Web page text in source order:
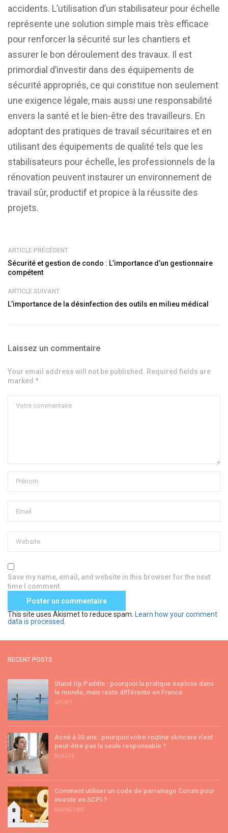
accidents. L’utilisation d’un stabilisateur pour échelle
représente une solution simple mais très efficace
pour renforcer la sécurité sur les chantiers et
assurer le bon déroulement des travaux. Il est
primordial d’investir dans des équipements de
sécurité appropriés, ce qui constitue non seulement
une exigence légale, mais aussi une responsabilité
envers la santé et le bien-être des travailleurs. En
adoptant des pratiques de travail sécuritaires et en
utilisant des équipements de qualité tels que les
stabilisateurs pour échelle, les professionnels de la
rénovation peuvent instaurer un environnement de
travail sûr, productif et propice à la réussite des
projets.
ARTICLE PRÉCÉDENT
Sécurité et gestion de condo : L’importance d’un gestionnaire
compétent
ARTICLE SUIVANT
L’importance de la désinfection des outils en milieu médical
Laissez un commentaire
Your email address will not be published. Required fields are
marked *
Save my name, email, and website in this browser for the next
time I comment.
This site uses Akismet to reduce spam.
Learn how your comment
data is processed
RECENT POSTS
Stand Up Paddle : pourquoi la pratique explose dans
le monde, mais reste différente en France
SPORT
Acné à 30 ans : pourquoi votre routine skincare n’est
peut-être pas la seule responsable ?
BEAUTÉ
Comment utiliser un code de parrainage Corum pour
investir en SCPI ?
MARKETING